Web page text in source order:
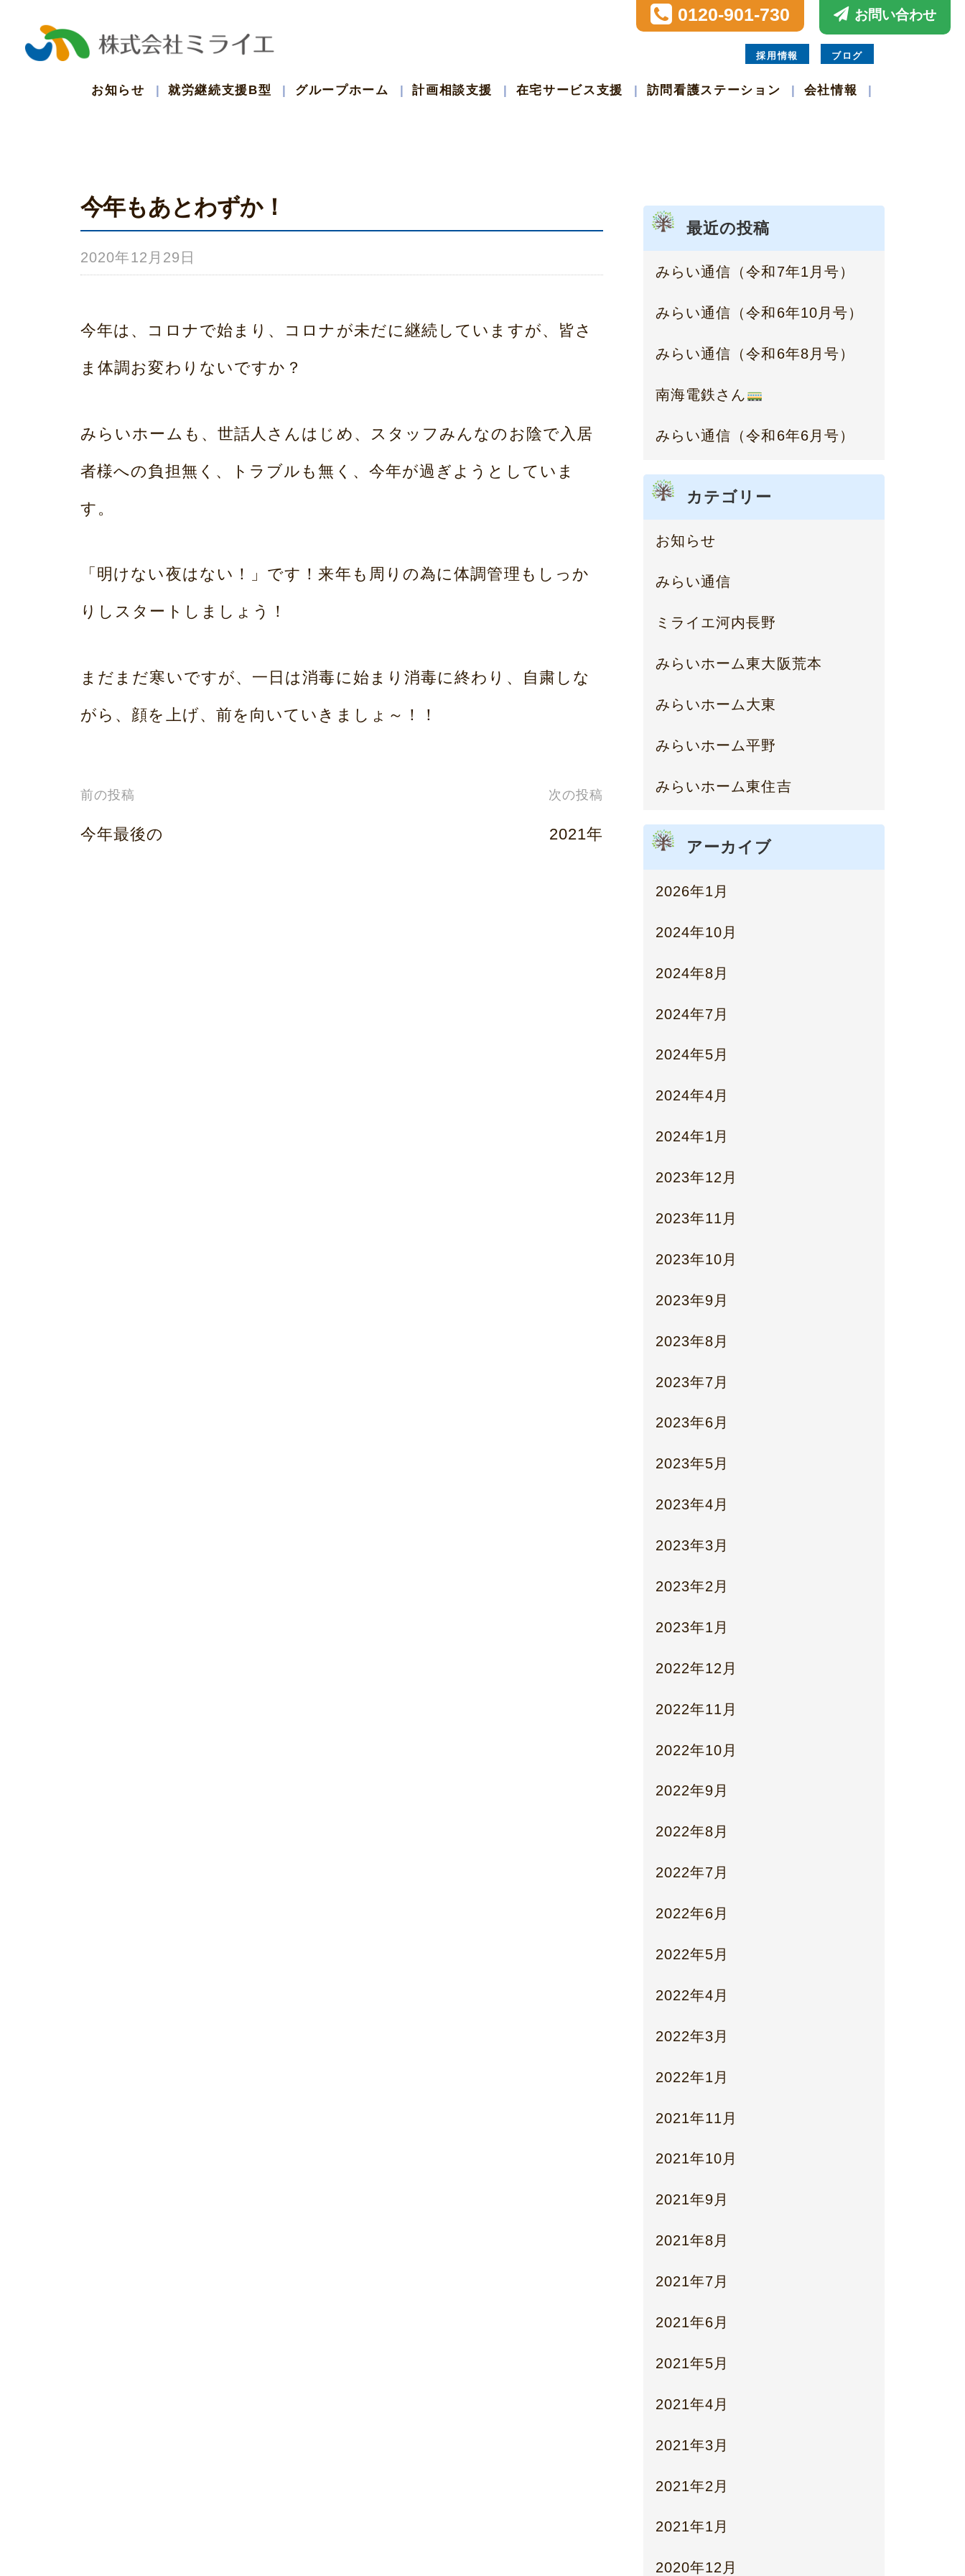
0120-901-730 お問い合わせ
お知らせ 就労継続支援B型 グループホーム 計画相談支援 在宅サービス支援 訪問看護ステーション 会社情報
ブログ
採用情報
今年もあとわずか！
2020年12月29日
み
ら
今年は、コロナで始まり、コロナが未だに継続していますが、皆さ
ま体調お変わりないですか？
みらいホームも、世話人さんはじめ、スタッフみんなのお陰で入居
者様への負担無く、トラブルも無く、今年が過ぎようとしていま
す。
「明けない夜はない！」です！来年も周りの為に体調管理もしっか
りしスタートしましょう！
まだまだ寒いですが、一日は消毒に始まり消毒に終わり、自粛しな
がら、顔を上げ、前を向いていきましょ～！！
投
稿
前の投稿
今年最後の
次の投稿
2021年
最近の投稿
みらい通信（令和7年1月号）
みらい通信（令和6年10月号）
みらい通信（令和6年8月号）
南海電鉄さん
みらい通信（令和6年6月号）
カテゴリー
お知らせ
みらい通信
ミライエ河内長野
みらいホーム東大阪荒本
みらいホーム大東
みらいホーム平野
みらいホーム東住吉
アーカイブ
2026年1月
2024年10月
2024年8月
2024年7月
2024年5月
2024年4月
2024年1月
2023年12月
2023年11月
2023年10月
2023年9月
2023年8月
2023年7月
2023年6月
2023年5月
2023年4月
2023年3月
2023年2月
2023年1月
2022年12月
2022年11月
2022年10月
2022年9月
2022年8月
2022年7月
2022年6月
2022年5月
2022年4月
2022年3月
2022年1月
2021年11月
2021年10月
2021年9月
2021年8月
2021年7月
2021年6月
2021年5月
2021年4月
2021年3月
2021年2月
2021年1月
2020年12月